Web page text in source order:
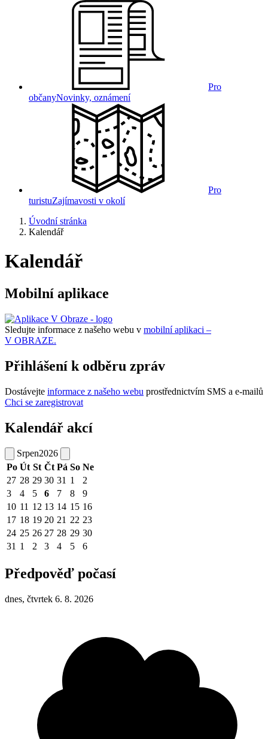
Pro
občanyNovinky, oznámení
Pro
turistuZajímavosti v okolí
Úvodní stránka
Kalendář
Kalendář
Mobilní aplikace
Sledujte informace z našeho webu v mobilní aplikaci –
V OBRAZE.
Přihlášení k odběru zpráv
Dostávejte informace z našeho webu prostřednictvím SMS a e-mailů
Chci se zaregistrovat
Kalendář akcí
Srpen2026
Po Út St Čt Pá So Ne
27 28 29 30 31 1
2
3
4 5 6 7 8
9
10 11 12 13 14 15 16
17 18 19 20 21 22 23
24 25 26 27 28 29 30
31 1 2 3 4 5 6
Předpověď počasí
dnes, čtvrtek 6. 8. 2026